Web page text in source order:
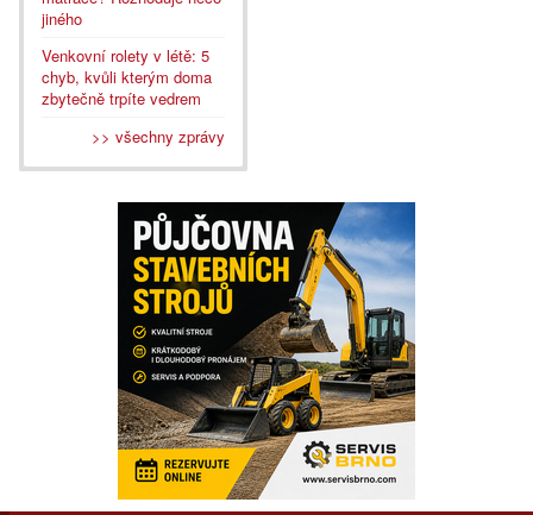
jiného
Venkovní rolety v létě: 5
chyb, kvůli kterým doma
zbytečně trpíte vedrem
>> všechny zprávy